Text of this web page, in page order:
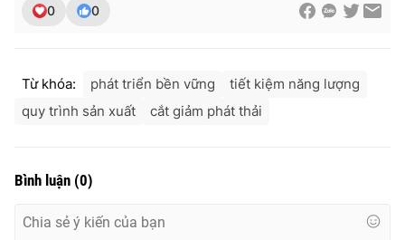
0 0
Từ khóa: phát triển bền vững
tiết kiệm năng lượng
quy trình sản xuất
cắt giảm phát thải
Bình luận (0)